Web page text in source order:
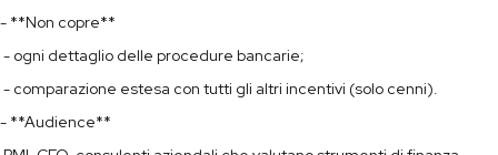
- **Non copre**
- ogni dettaglio delle procedure bancarie;
- comparazione estesa con tutti gli altri incentivi (solo cenni).
- **Audience**